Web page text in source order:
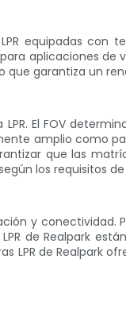
equipadas
aplicaciones de
que garantiza un
El FOV
amplio como
que las
los requisitos
y conectividad.
de Realpark
de Realpark